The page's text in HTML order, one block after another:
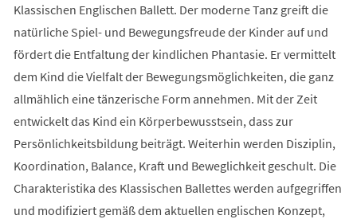
Klassischen Englischen Ballett. Der moderne Tanz greift die
natürliche Spiel- und Bewegungsfreude der Kinder auf und
fördert die Entfaltung der kindlichen Phantasie. Er vermittelt
dem Kind die Vielfalt der Bewegungsmöglichkeiten, die ganz
allmählich eine tänzerische Form annehmen. Mit der Zeit
entwickelt das Kind ein Körperbewusstsein, dass zur
Persönlichkeitsbildung beiträgt. Weiterhin werden Disziplin,
Koordination, Balance, Kraft und Beweglichkeit geschult. Die
Charakteristika des Klassischen Ballettes werden aufgegriffen
und modifiziert gemäß dem aktuellen englischen Konzept,